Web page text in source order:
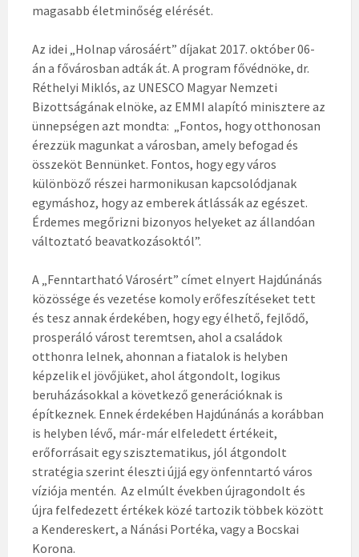
magasabb életminőség elérését.
Az idei „Holnap városáért” díjakat 2017. október 06-
án a fővárosban adták át. A program fővédnöke, dr.
Réthelyi Miklós, az UNESCO Magyar Nemzeti
Bizottságának elnöke, az EMMI alapító minisztere az
ünnepségen azt mondta: „Fontos, hogy otthonosan
érezzük magunkat a városban, amely befogad és
összeköt Bennünket. Fontos, hogy egy város
különböző részei harmonikusan kapcsolódjanak
egymáshoz, hogy az emberek átlássák az egészet.
Érdemes megőrizni bizonyos helyeket az állandóan
változtató beavatkozásoktól”.
A „Fenntartható Városért” címet elnyert Hajdúnánás
közössége és vezetése komoly erőfeszítéseket tett
és tesz annak érdekében, hogy egy élhető, fejlődő,
prosperáló várost teremtsen, ahol a családok
otthonra lelnek, ahonnan a fiatalok is helyben
képzelik el jövőjüket, ahol átgondolt, logikus
beruházásokkal a következő generációknak is
építkeznek. Ennek érdekében Hajdúnánás a korábban
is helyben lévő, már-már elfeledett értékeit,
erőforrásait egy szisztematikus, jól átgondolt
stratégia szerint éleszti újjá egy önfenntartó város
víziója mentén. Az elmúlt években újragondolt és
újra felfedezett értékek közé tartozik többek között
a Kendereskert, a Nánási Portéka, vagy a Bocskai
Korona.